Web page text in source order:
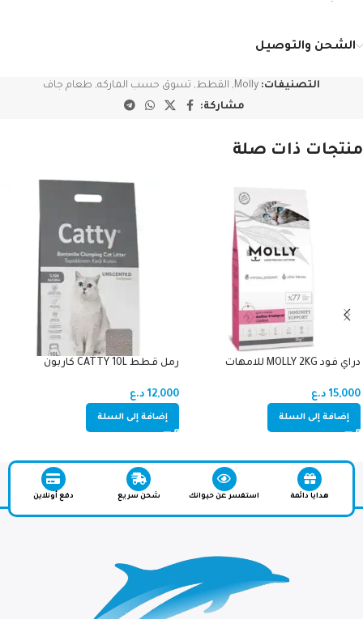
الشحن والتوصيل
التصنيفات: Molly
, القطط, تسوق حسب الماركه, طعام جاف
مشاركة:
منتجات ذات صلة
دراي فود MOLLY 2KG للامهات
15,000 د.ع
إضافة إلى السلة
رمل قطط CATTY 10L كاربون
12,000 د.ع
إضافة إلى السلة
هدايا دائمة استفسر عن حيوانك شحن سريع دفع أونلاين